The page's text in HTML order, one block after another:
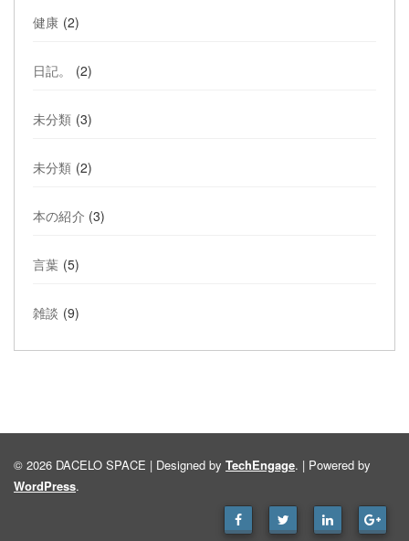
健康 (2)
日記。 (2)
未分類 (3)
未分類 (2)
本の紹介 (3)
言葉 (5)
雑談 (9)
© 2026 DACELO SPACE | Designed by TechEngage. | Powered by
WordPress.